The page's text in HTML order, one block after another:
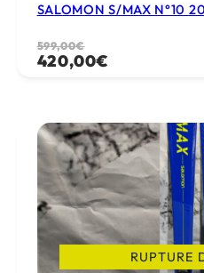
SALOMON S/MAX N°10
599,00€
Le
prix
599,00€.
420,00€
Le
prix
420,00€.
RUPTURE